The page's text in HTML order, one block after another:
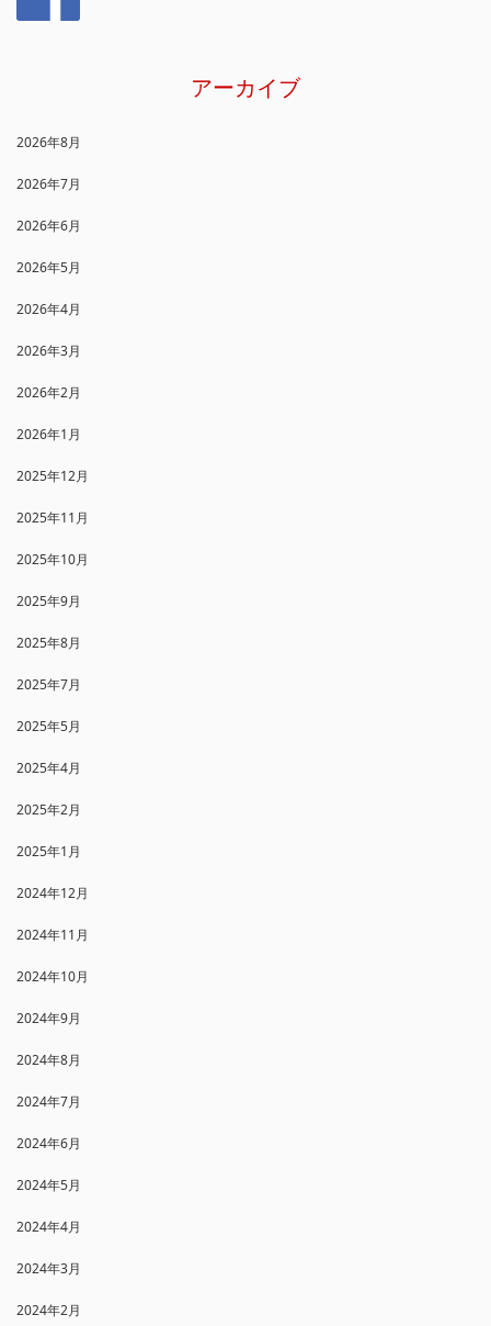
アーカイブ
2026年8月
2026年7月
2026年6月
2026年5月
2026年4月
2026年3月
2026年2月
2026年1月
2025年12月
2025年11月
2025年10月
2025年9月
2025年8月
2025年7月
2025年5月
2025年4月
2025年2月
2025年1月
2024年12月
2024年11月
2024年10月
2024年9月
2024年8月
2024年7月
2024年6月
2024年5月
2024年4月
2024年3月
2024年2月